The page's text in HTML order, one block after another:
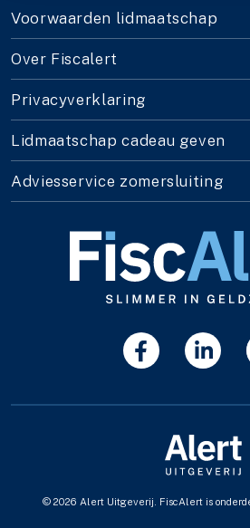
Voorwaarden lidmaatschap
Over Fiscalert
Privacyverklaring
Lidmaatschap cadeau geven
Adviesservice zomersluiting
© 2026 Alert Uitgeverij. FiscAlert is